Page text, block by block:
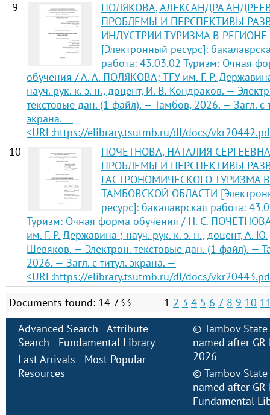
9
ПОЛЯКОВА, АЛЕКСАНДРА
ПРОБЛЕМЫ И ПЕРСПЕКТИВЫ
ИНДУСТРИИ ТУРИЗМА В РЕГИОНЕ
[Электронный ресурс]:
работа: 43.03.02 Туризм: Очная
обучения / А. А. ПОЛЯКОВА; ТГУ им. Г. Р.
науч. рук. к. э. н., доцент, И. В. Кондраков. —
текстовые дан. (1 файл). — Тамбов, 2026. — Загл. с
экрана. —
<URL:https://elibrary.tsutmb.ru/dl/docs/
10
ПОЧЕТНОВА, НАТАЛИЯ
ПРОБЛЕМЫ И ПЕРСПЕКТИВЫ
ГАСТРОНОМИЧЕСКОГО ТУРИЗМА В
ТАМБОВСКОЙ ОБЛАСТИ
ресурс]: бакалаврская работа:
Туризм: Очная форма обучения / Н. С.
им. Г. Р. Державина ; науч. рук. к. э. н., доцент, А. Ю.
Шевяков. — Электрон. текстовые дан. (1 файл). —
2026. — Загл. с титул. экрана. —
<URL:https://elibrary.tsutmb.ru/dl/docs/
Documents found: 14 733
1 2 3 4 5 6 7 8 9 10
Advanced Search
Attribute
Search
Fundamental Library
Last Arrivals
Most Popular
Resources
© Tambov
named after
2026
© Tambov
named after
Fundamental